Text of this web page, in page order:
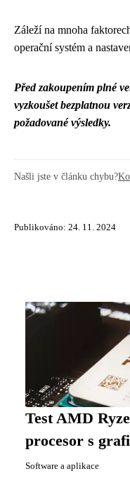
Záleží na mnoha
operační systém a
Před zakoupením plné
vyzkoušet bezplatnou
požadované výsledky.
Našli jste v článku chybu?
Publikováno: 24. 11. 2024
Test AMD
procesor s
Software a aplikace